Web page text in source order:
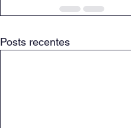
Posts recentes